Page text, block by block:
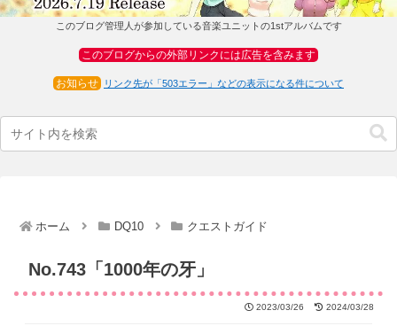
このブログ管理人が参加している音楽ユニットの1stアルバムです
このブログからの外部リンクには広告を含みます
お知らせ リンク先が「503エラー」などの表示になる件について
ホーム DQ10 クエストガイド
No.743「1000年の牙」
2023/03/26 2024/03/28